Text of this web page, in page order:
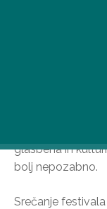
glasbena in
bolj nepozabno.
Srečanje